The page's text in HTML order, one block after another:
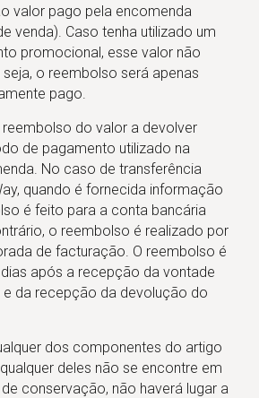
valor pago pela encomenda
venda). Caso tenha utilizado um
promocional, esse valor não
o reembolso será apenas
pago.
do valor a devolver
de pagamento utilizado na
No caso de transferência
quando é fornecida informação
é feito para a conta bancária
o reembolso é realizado por
de facturação. O reembolso é
após a recepção da vontade
e da recepção da devolução do
dos componentes do artigo
deles não se encontre em
conservação, não haverá lugar a